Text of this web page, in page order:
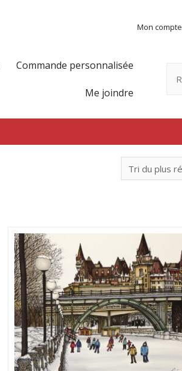
Mon compte
Commande personnalisée
Me joindre